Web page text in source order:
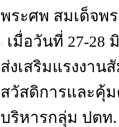
พระศพ สมเด็จพ
เมื่อวันที่ 27-28
ส่งเสริมแรงงา
สวัสดิการและคุ้ม
บริหารกลุ่ม ปตท